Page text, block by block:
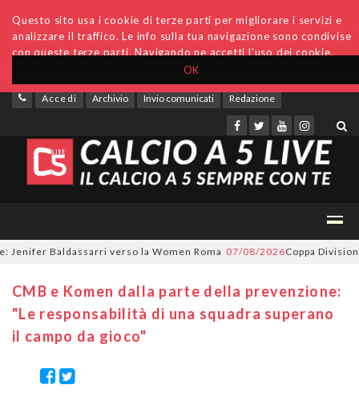
OK
Questo sito usa i cookie di terze parti per migliorare i servizi e
analizzare il traffico. Le info sulla tua navigazione sono condivise
con queste terze parti. Navigando ne accetti l'uso dei cookie.
Accedi Archivio Invio comunicati Redazione
Baldassarri verso la Women Roma 07/08/2026Coppa Divisione,
CMB e Komen dalla parte della prevenzione:
"Le responsabilità di una squadra superano
il campo da gioco"